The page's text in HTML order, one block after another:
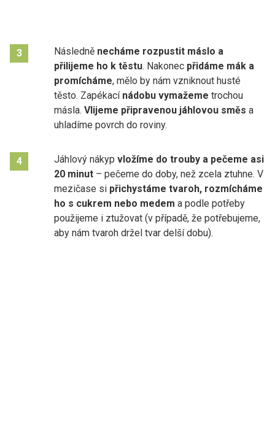
3 Následně necháme rozpustit máslo a
přilijeme ho k těstu. Nakonec přidáme mák a
promícháme, mělo by nám vzniknout husté
těsto. Zapékací nádobu vymažeme trochou
másla. Vlijeme připravenou jáhlovou směs a
uhladíme povrch do roviny.
4 Jáhlový nákyp vložíme do trouby a pečeme asi
20 minut – pečeme do doby, než zcela ztuhne. V
mezičase si přichystáme tvaroh, rozmícháme
ho s cukrem nebo medem a podle potřeby
použijeme i ztužovat (v případě, že potřebujeme,
aby nám tvaroh držel tvar delší dobu).